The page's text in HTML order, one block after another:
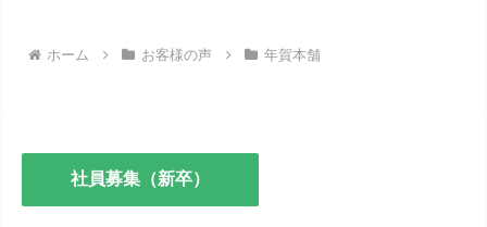
ホーム お客様の声 年賀本舗
社員募集（新卒）